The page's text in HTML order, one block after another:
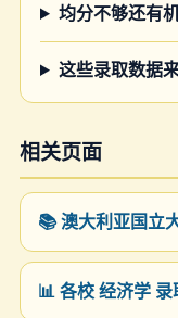
均分不够还有
这些录取数据
相关页面
📚 澳大利亚国立
📊 各校 经济学